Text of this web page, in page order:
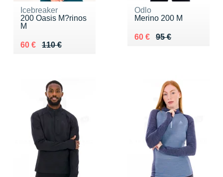
Icebreaker
200 Oasis M?rinos
M
110 €
Au lieu de 110 €
60 €
Vendu 60 €
Odlo
Merino 200 M
95 €
Au lieu de 95 €
60 €
Vendu 60 €